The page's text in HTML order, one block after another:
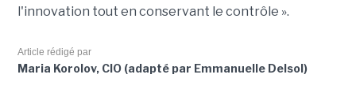
l'innovation tout en conservant le contrôle ».
Article rédigé par
Maria Korolov, CIO (adapté par Emmanuelle Delsol)